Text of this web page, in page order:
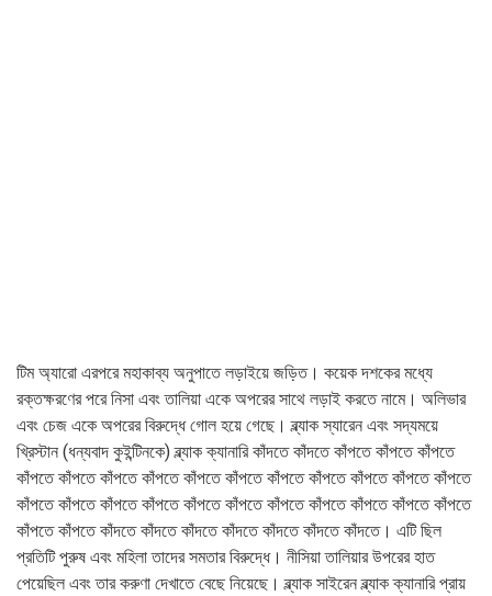
টিম অ্যারো এরপরে মহাকাব্য অনুপাতে লড়াইয়ে জড়িত। কয়েক দশকের মধ্যে
রক্তক্ষরণের পরে নিসা এবং তালিয়া একে অপরের সাথে লড়াই করতে নামে। অলিভার
এবং চেজ একে অপরের বিরুদ্ধে গোল হয়ে গেছে। ব্ল্যাক স্যারেন এবং সদ্যময়ে
খ্রিস্টান (ধন্যবাদ কুইন্টিনকে) ব্ল্যাক ক্যানারি কাঁদতে কাঁদতে কাঁপতে কাঁপতে কাঁপতে
কাঁপতে কাঁপতে কাঁপতে কাঁপতে কাঁপতে কাঁপতে কাঁপতে কাঁপতে কাঁপতে কাঁপতে কাঁপতে
কাঁপতে কাঁপতে কাঁপতে কাঁপতে কাঁপতে কাঁপতে কাঁপতে কাঁপতে কাঁপতে কাঁপতে কাঁপতে
কাঁপতে কাঁপতে কাঁদতে কাঁদতে কাঁদতে কাঁদতে কাঁদতে কাঁদতে কাঁদতে। এটি ছিল
প্রতিটি পুরুষ এবং মহিলা তাদের সমতার বিরুদ্ধে। নীসিয়া তালিয়ার উপরের হাত
পেয়েছিল এবং তার করুণা দেখাতে বেছে নিয়েছে। ব্ল্যাক সাইরেন ব্ল্যাক ক্যানারি প্রায়